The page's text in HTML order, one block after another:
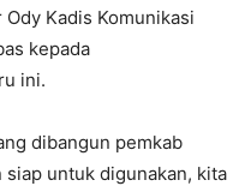
Kadis Komunikasi
kepada
ini.
dibangun pemkab
untuk digunakan, kita